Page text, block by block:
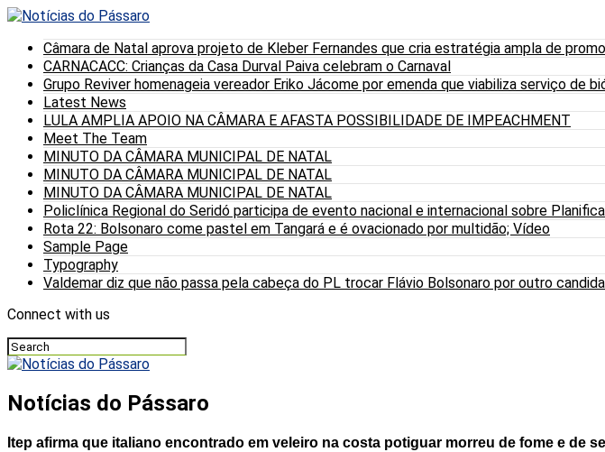
Câmara de Natal aprova projeto de Kleber Fernandes que cria estratégia ampla de
CARNACACC: Crianças da Casa Durval Paiva celebram o Carnaval
Grupo Reviver homenageia vereador Eriko Jácome por emenda que viabiliza serviço de
Latest News
LULA AMPLIA APOIO NA CÂMARA E AFASTA POSSIBILIDADE DE IMPEACHMENT
Meet The Team
MINUTO DA CÂMARA MUNICIPAL DE NATAL
MINUTO DA CÂMARA MUNICIPAL DE NATAL
MINUTO DA CÂMARA MUNICIPAL DE NATAL
Policlínica Regional do Seridó participa de evento nacional e internacional sobre
Rota 22: Bolsonaro come pastel em Tangará e é ovacionado por multidão; Vídeo
Sample Page
Typography
Valdemar diz que não passa pela cabeça do PL trocar Flávio Bolsonaro por outro
Connect with us
Notícias do Pássaro
Itep afirma que italiano encontrado em veleiro na costa potiguar morreu de fome e de